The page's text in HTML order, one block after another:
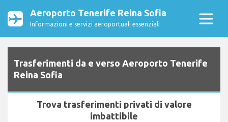
Aeroporto Tenerife Reina Sofia
Informazioni e servizi aeroportuali essenziali
Trasferimenti da e verso Aeroporto Tenerife
Reina Sofia
Trova trasferimenti privati di valore
imbattibile